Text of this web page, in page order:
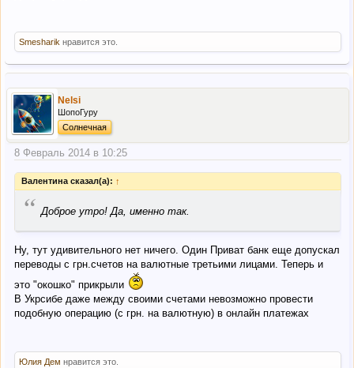
Smesharik нравится это.
Nelsi
ШопоГуру
Солнечная
8 Февраль 2014 в 10:25
Валентина сказал(а): ↑
“ Доброе утро! Да, именно так.
Ну, тут удивительного нет ничего. Один Приват банк еще допускал
переводы с грн.счетов на валютные третьими лицами. Теперь и
это "окошко" прикрыли
В Укрсибе даже между своими счетами невозможно провести
подобную операцию (с грн. на валютную) в онлайн платежах
Юлия Дем нравится это.